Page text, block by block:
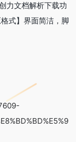
力文档解析下载功
式】界面简洁，脚